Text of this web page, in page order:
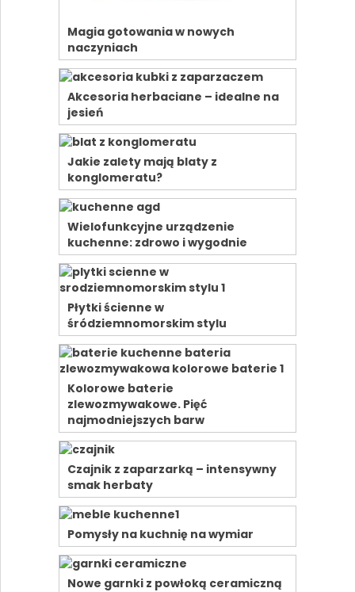
Magia gotowania w nowych
naczyniach
Akcesoria herbaciane – idealne na
jesień
Jakie zalety mają blaty z
konglomeratu?
Wielofunkcyjne urządzenie
kuchenne: zdrowo i wygodnie
Płytki ścienne w
śródziemnomorskim stylu
Kolorowe baterie
zlewozmywakowe. Pięć
najmodniejszych barw
Czajnik z zaparzarką – intensywny
smak herbaty
Pomysły na kuchnię na wymiar
Nowe garnki z powłoką ceramiczną